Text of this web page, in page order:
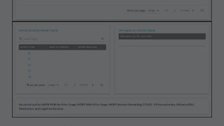
RESPONSABILIDADES DE LA ADA: CPT se
proporciona "tal cual" sin garantía de ningún
tipo, ya sea expresa o implícita, incluidas, entre
otras, las garantías implícitas de
determinado. No se incluyen tarifas fijas,